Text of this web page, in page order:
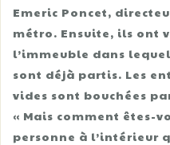
Emeric Poncet,
métro. Ensuite, ils ont
l’immeuble dans
sont déjà partis. Les
vides sont bouchées
« Mais comment êtes-
personne à l’intérieur